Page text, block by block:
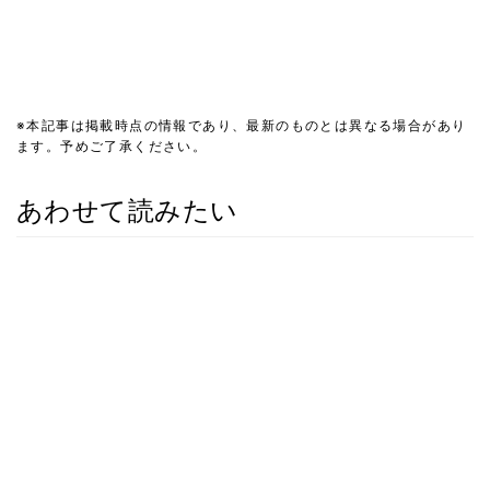
※本記事は掲載時点の情報であり、最新のものとは異なる場合があり
ます。予めご了承ください。
あわせて読みたい